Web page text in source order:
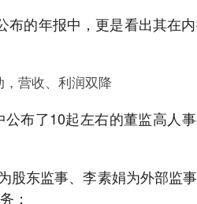
布的年报中，更是看出其在
营收、利润双降
布了10起左右的董监高人
股东监事、李素娟为外部监
；